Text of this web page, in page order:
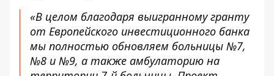
«В целом благодаря выигранному гранту
от Европейского инвестиционного банка
мы полностью обновляем больницы №7,
№8 и №9, а также амбулаторию на